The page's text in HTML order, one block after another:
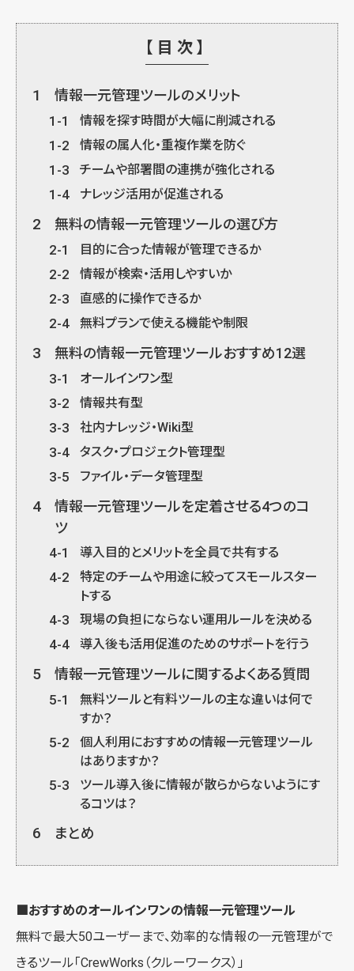
【目次】
1 情報一元管理ツールのメリット
1-1 情報を探す時間が大幅に削減される
1-2 情報の属人化・重複作業を防ぐ
1-3 チームや部署間の連携が強化される
1-4 ナレッジ活用が促進される
2 無料の情報一元管理ツールの選び方
2-1 目的に合った情報が管理できるか
2-2 情報が検索・活用しやすいか
2-3 直感的に操作できるか
2-4 無料プランで使える機能や制限
3 無料の情報一元管理ツールおすすめ12選
3-1 オールインワン型
3-2 情報共有型
3-3 社内ナレッジ・Wiki型
3-4 タスク・プロジェクト管理型
3-5 ファイル・データ管理型
4
情報一元管理ツールを定着させる4つのコ
ツ
4-1 導入目的とメリットを全員で共有する
4-2
特定のチームや用途に絞ってスモールスター
トする
4-3 現場の負担にならない運用ルールを決める
4-4 導入後も活用促進のためのサポートを行う
5 情報一元管理ツールに関するよくある質問
5-1
無料ツールと有料ツールの主な違いは何で
すか？
5-2
個人利用におすすめの情報一元管理ツール
はありますか？
5-3
ツール導入後に情報が散らからないようにす
るコツは？
6 まとめ
■おすすめのオールインワンの情報一元管理ツール
無料で最大50ユーザーまで、効率的な情報の一元管理がで
きるツール「CrewWorks（クルーワークス） 」